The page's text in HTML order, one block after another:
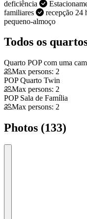
deficiência
familiares
recepção 24
pequeno-almoço
Todos os
Quarto POP com uma
Max persons: 2
POP Quarto Twin
Max persons: 2
POP Sala de Família
Max persons: 2
Photos (133)